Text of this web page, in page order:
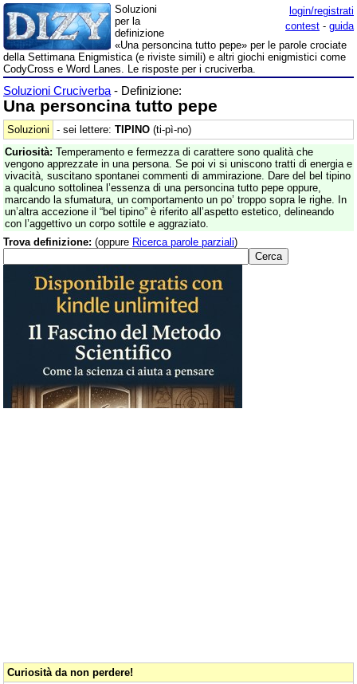
login/registrati
contest - guida
Soluzioni
per la
definizione
«Una personcina tutto pepe» per le parole crociate
della Settimana Enigmistica (e riviste simili) e altri giochi enigmistici come
CodyCross e Word Lanes. Le risposte per i cruciverba.
Soluzioni Cruciverba - Definizione:
Una personcina tutto pepe
Soluzioni - sei lettere: TIPINO (ti-pì-no)
Curiosità: Temperamento e fermezza di carattere sono qualità che
vengono apprezzate in una persona. Se poi vi si uniscono tratti di energia e
vivacità, suscitano spontanei commenti di ammirazione. Dare del bel tipino
a qualcuno sottolinea l’essenza di una personcina tutto pepe oppure,
marcando la sfumatura, un comportamento un po’ troppo sopra le righe. In
un’altra accezione il “bel tipino” è riferito all’aspetto estetico, delineando
con l’aggettivo un corpo sottile e aggraziato.
Trova definizione: (oppure Ricerca parole parziali)
Curiosità da non perdere!